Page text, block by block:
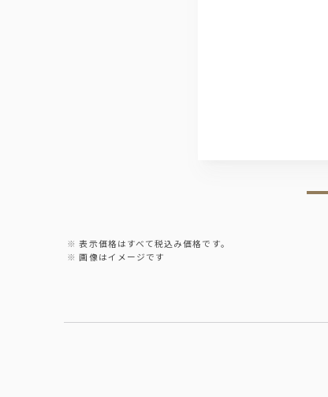
表示価格はすべて税込み価格です。
画像はイメージです